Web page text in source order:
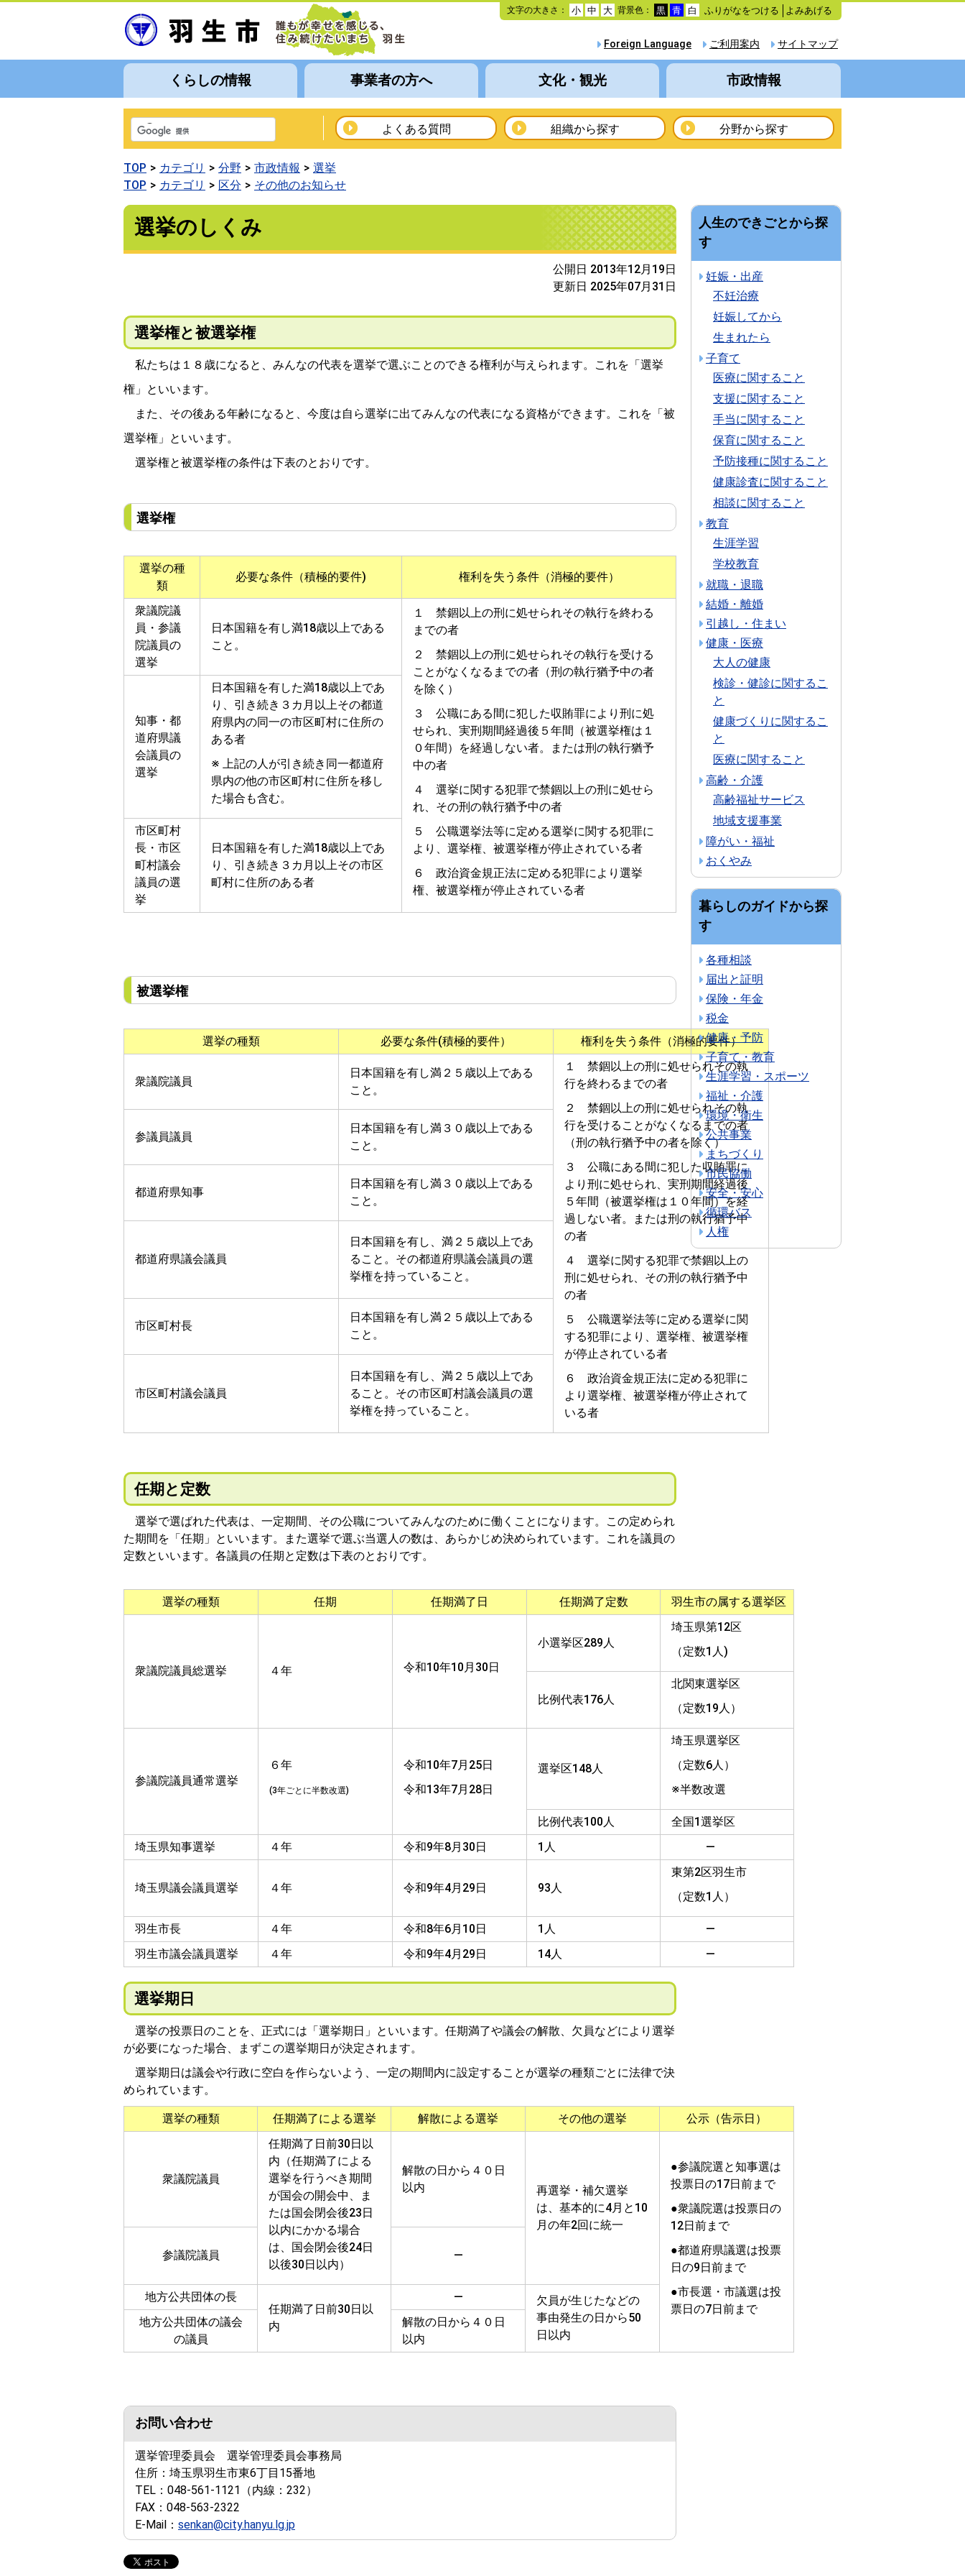
本
文
動
文字の大きさ： 小 中 大 背景色： 黒 青 白 ふりがなをつける よみあげる
サイトマップ
ご利用案内
Foreign Language
くらしの情報 事業者の方へ 文化・観光 市政情報
よくある質問 組織から探す 分野から探す
TOP カテゴリ 分野 市政情報
選挙
TOP
カテゴリ 区分 その他のお知らせ
選挙のしくみ
公開日 2013年12月19日
更新日 2025年07月31日
選挙権と被選挙権
私たちは１８歳になると、みんなの代表を選挙で選ぶことのできる権利が与えられます。これを「選挙
権」といいます。
また、その後ある年齢になると、今度は自ら選挙に出てみんなの代表になる資格ができます。これを「被
選挙権」といいます。
選挙権と被選挙権の条件は下表のとおりです。
選挙権
選挙の種
類
必要な条件（積極的要件) 権利を失う条件（消極的要件）
衆議院議
員・参議
院議員の
選挙
日本国籍を有し満18歳以上である
こと。
１ 禁錮以上の刑に処せられその執行を終わる
までの者
２ 禁錮以上の刑に処せられその執行を受ける
ことがなくなるまでの者（刑の執行猶予中の者
を除く）
３ 公職にある間に犯した収賄罪により刑に処
せられ、実刑期間経過後５年間（被選挙権は１
０年間）を経過しない者。または刑の執行猶予
中の者
４ 選挙に関する犯罪で禁錮以上の刑に処せら
れ、その刑の執行猶予中の者
５ 公職選挙法等に定める選挙に関する犯罪に
より、選挙権、被選挙権が停止されている者
６ 政治資金規正法に定める犯罪により選挙
権、被選挙権が停止されている者
知事・都
道府県議
会議員の
選挙
日本国籍を有した満18歳以上であ
り、引き続き３カ月以上その都道
府県内の同一の市区町村に住所の
ある者
※ 上記の人が引き続き同一都道府
県内の他の市区町村に住所を移し
た場合も含む。
市区町村
長・市区
町村議会
議員の選
挙
日本国籍を有した満18歳以上であ
り、引き続き３カ月以上その市区
町村に住所のある者
被選挙権
選挙の種類 必要な条件(積極的要件） 権利を失う条件（消極的要件）
衆議院議員
日本国籍を有し満２５歳以上である
こと。
１ 禁錮以上の刑に処せられその執
行を終わるまでの者
２ 禁錮以上の刑に処せられその執
行を受けることがなくなるまでの者
（刑の執行猶予中の者を除く）
３ 公職にある間に犯した収賄罪に
より刑に処せられ、実刑期間経過後
５年間（被選挙権は１０年間）を経
過しない者。または刑の執行猶予中
の者
４ 選挙に関する犯罪で禁錮以上の
刑に処せられ、その刑の執行猶予中
の者
５ 公職選挙法等に定める選挙に関
する犯罪により、選挙権、被選挙権
が停止されている者
６ 政治資金規正法に定める犯罪に
より選挙権、被選挙権が停止されて
いる者
参議員議員
日本国籍を有し満３０歳以上である
こと。
都道府県知事
日本国籍を有し満３０歳以上である
こと。
都道府県議会議員
日本国籍を有し、満２５歳以上であ
ること。その都道府県議会議員の選
挙権を持っていること。
市区町村長
日本国籍を有し満２５歳以上である
こと。
市区町村議会議員
日本国籍を有し、満２５歳以上であ
ること。その市区町村議会議員の選
挙権を持っていること。
任期と定数
選挙で選ばれた代表は、一定期間、その公職についてみんなのために働くことになります。この定められ
た期間を「任期」といいます。また選挙で選ぶ当選人の数は、あらかじめ決められています。これを議員の
定数といいます。各議員の任期と定数は下表のとおりです。
選挙の種類 任期 任期満了日 任期満了定数 羽生市の属する選挙区
衆議院議員総選挙 ４年 令和10年10月30日
小選挙区289人
埼玉県第12区
（定数1人)
比例代表176人
北関東選挙区
（定数19人）
参議院議員通常選挙
６年
(3年ごとに半数改選)
令和10年7月25日
令和13年7月28日
選挙区148人
埼玉県選挙区
（定数6人）
※半数改選
比例代表100人
全国1選挙区
埼玉県知事選挙
４年 令和9年8月30日 1人 ―
埼玉県議会議員選挙 ４年 令和9年4月29日 93人
東第2区羽生市
（定数1人）
羽生市長 ４年 令和8年6月10日 1人
―
羽生市議会議員選挙
４年 令和9年4月29日 14人 ―
選挙期日
選挙の投票日のことを、正式には「選挙期日」といいます。任期満了や議会の解散、欠員などにより選挙
が必要になった場合、まずこの選挙期日が決定されます。
選挙期日は議会や行政に空白を作らないよう、一定の期間内に設定することが選挙の種類ごとに法律で決
められています。
選挙の種類 任期満了による選挙 解散による選挙 その他の選挙 公示（告示日）
衆議院議員
任期満了日前30日以
内（任期満了による
選挙を行うべき期間
が国会の開会中、ま
たは国会閉会後23日
以内にかかる場合
は、国会閉会後24日
以後30日以内）
解散の日から４０日
以内
再選挙・補欠選挙
は、基本的に4月と10
月の年2回に統一
●参議院選と知事選は
投票日の17日前まで
●衆議院選は投票日の
12日前まで
●都道府県議選は投票
日の9日前まで
●市長選・市議選は投
票日の7日前まで
参議院議員 ―
地方公共団体の長
任期満了日前30日以
内
―
欠員が生じたなどの
事由発生の日から50
日以内
地方公共団体の議会
の議員
解散の日から４０日
以内
お問い合わせ
選挙管理委員会 選挙管理委員会事務局
住所： 埼玉県羽生市東6丁目15番地
TEL： 048-561-1121
（内線：232）
FAX： 048-563-2322
E-Mail： senkan@city.hanyu.lg.jp
人生のできごとから探
す
妊娠・出産
不妊治療
妊娠してから
生まれたら
子育て
医療に関すること
支援に関すること
手当に関すること
保育に関すること
予防接種に関すること
健康診査に関すること
相談に関すること
教育
生涯学習
学校教育
就職・退職
結婚・離婚
引越し・住まい
健康・医療
大人の健康
検診・健診に関するこ
と
健康づくりに関するこ
と
医療に関すること
高齢・介護
高齢福祉サービス
地域支援事業
障がい・福祉
おくやみ
暮らしのガイドから探
す
各種相談
届出と証明
保険・年金
税金
健康・予防
子育て・教育
生涯学習・スポーツ
福祉・介護
環境・衛生
公共事業
まちづくり
市民協働
安全・安心
循環バス
人権